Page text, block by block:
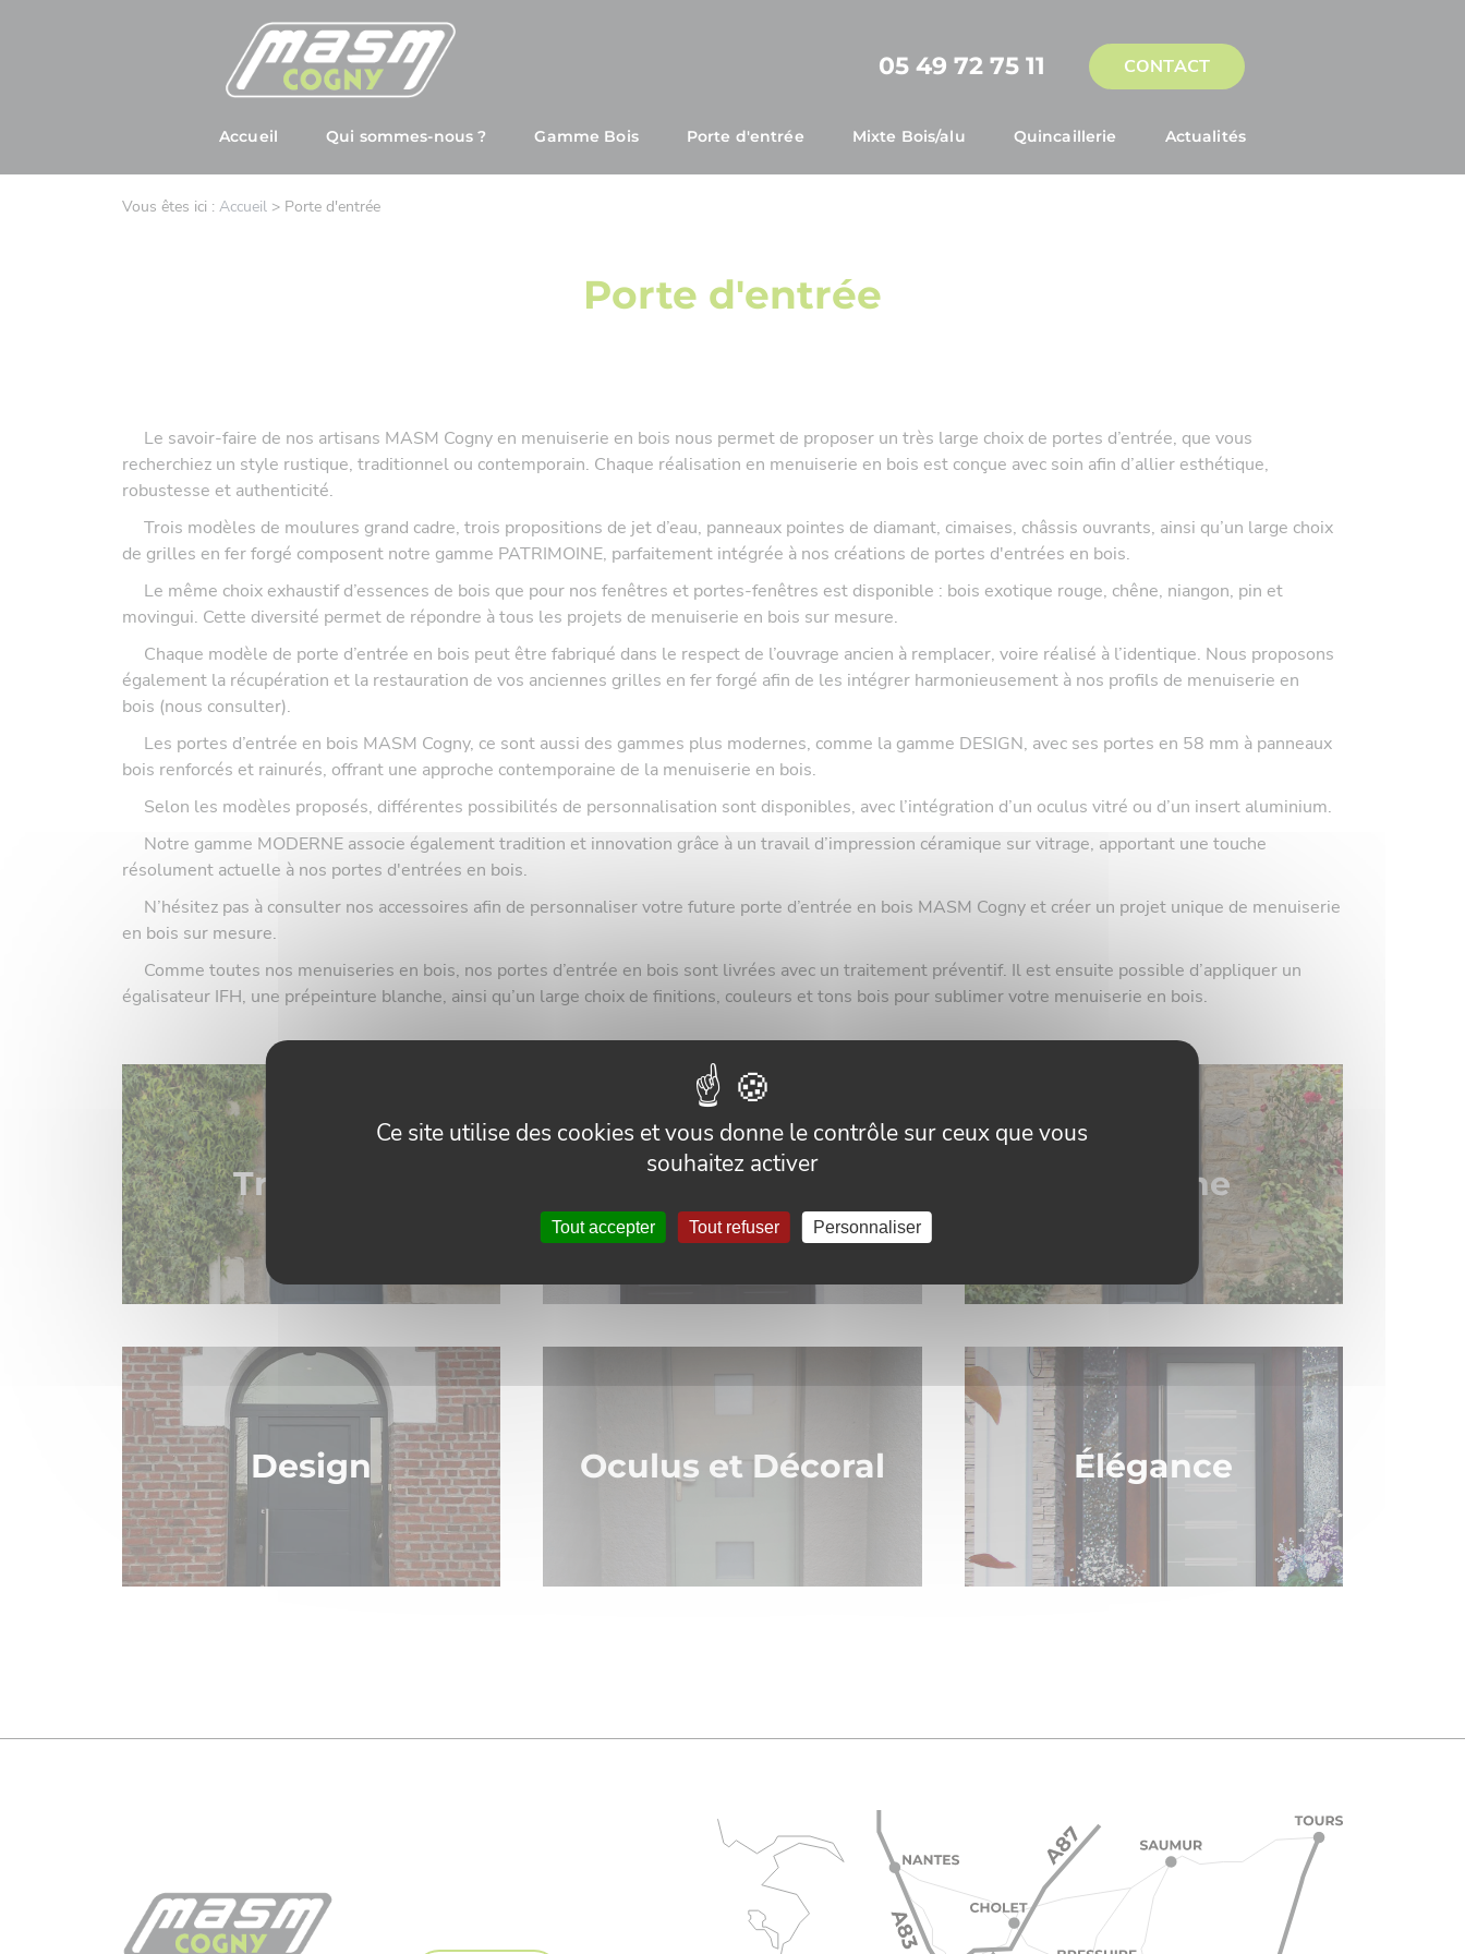
05 49 72 75 11 CONTACT
Accueil Qui sommes-nous ? Gamme Bois Porte d'entrée
Design
Mixte Bois/alu Quincaillerie Actualités
Vous êtes ici : Accueil > Porte d'entrée
Porte d'entrée
Le savoir-faire de nos artisans MASM Cogny en menuiserie en bois nous permet de proposer un très large choix de portes d’entrée, que vous
recherchiez un style rustique, traditionnel ou contemporain. Chaque réalisation en menuiserie en bois est conçue avec soin afin d’allier esthétique,
robustesse et authenticité.
Trois modèles de moulures grand cadre, trois propositions de jet d’eau, panneaux pointes de diamant, cimaises, châssis ouvrants, ainsi qu’un large choix
de grilles en fer forgé composent notre gamme PATRIMOINE, parfaitement intégrée à nos créations de portes d'entrées en bois.
Le même choix exhaustif d’essences de bois que pour nos fenêtres et portes-fenêtres est disponible : bois exotique rouge, chêne, niangon, pin et
movingui. Cette diversité permet de répondre à tous les projets de menuiserie en bois sur mesure.
Chaque modèle de porte d’entrée en bois peut être fabriqué dans le respect de l’ouvrage ancien à remplacer, voire réalisé à l’identique. Nous proposons
également la récupération et la restauration de vos anciennes grilles en fer forgé afin de les intégrer harmonieusement à nos profils de menuiserie en
bois (nous consulter).
Les portes d’entrée en bois MASM Cogny, ce sont aussi des gammes plus modernes, comme la gamme DESIGN, avec ses portes en 58 mm à panneaux
bois renforcés et rainurés, offrant une approche contemporaine de la menuiserie en bois.
Selon les modèles proposés, différentes possibilités de personnalisation sont disponibles, avec l’intégration d’un oculus vitré ou d’un insert aluminium.
Notre gamme MODERNE associe également tradition et innovation grâce à un travail d’impression céramique sur vitrage, apportant une touche
résolument actuelle à nos portes d'entrées en bois.
N’hésitez pas à consulter nos accessoires afin de personnaliser votre future porte d’entrée en bois MASM Cogny et créer un projet unique de menuiserie
en bois sur mesure.
Comme toutes nos menuiseries en bois, nos portes d’entrée en bois sont livrées avec un traitement préventif. Il est ensuite possible d’appliquer un
égalisateur IFH, une prépeinture blanche, ainsi qu’un large choix de finitions, couleurs et tons bois pour sublimer votre menuiserie en bois.
Tradition Patrimoine
EN SAVOIR PLUS
Moderne
Design Oculus et Décoral
EN SAVOIR PLUS
Élégance
Ce site utilise des cookies et vous donne le contrôle sur ceux que vous
souhaitez activer
Tout accepter Tout refuser Personnaliser